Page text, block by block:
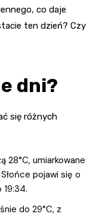
co daje
ten dzień? Czy
dni?
się różnych
28°C, umiarkowane
pojawi się o
do 29°C, z